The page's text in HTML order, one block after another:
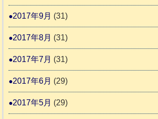
2017年9月 (31)
2017年8月 (31)
2017年7月 (31)
2017年6月 (29)
2017年5月 (29)